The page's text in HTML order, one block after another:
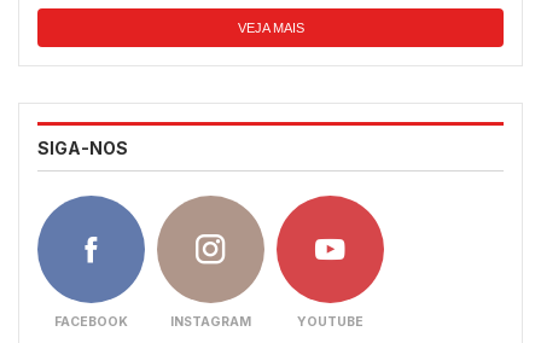
VEJA MAIS
SIGA-NOS
FACEBOOK INSTAGRAM YOUTUBE